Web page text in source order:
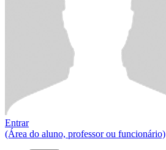
Entrar
(Área do aluno, professor ou funcionário)